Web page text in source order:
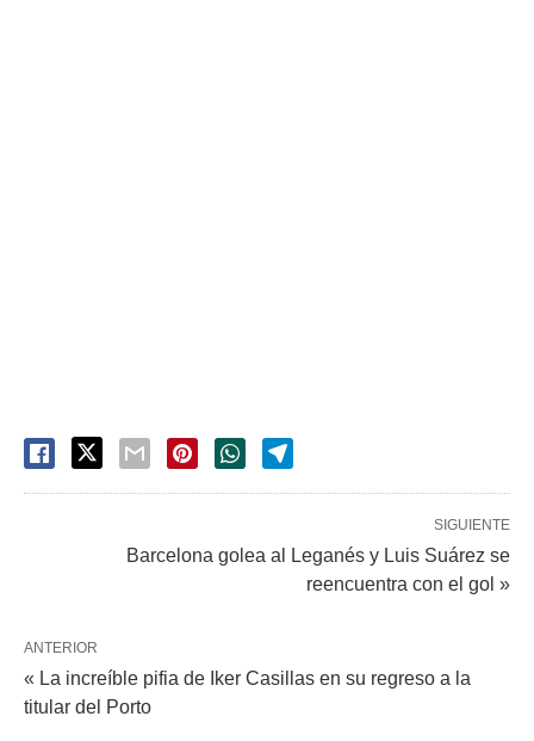
SIGUIENTE
Barcelona golea al Leganés y Luis Suárez se
reencuentra con el gol »
ANTERIOR
« La increíble pifia de Iker Casillas en su regreso a la
titular del Porto